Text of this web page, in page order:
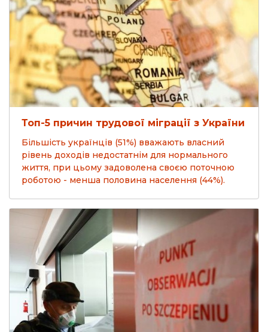
Топ-5 причин трудової міграції з України
Більшість українців (51%) вважають власний
рівень доходів недостатнім для нормального
життя, при цьому задоволена своєю поточною
роботою - менша половина населення (44%).